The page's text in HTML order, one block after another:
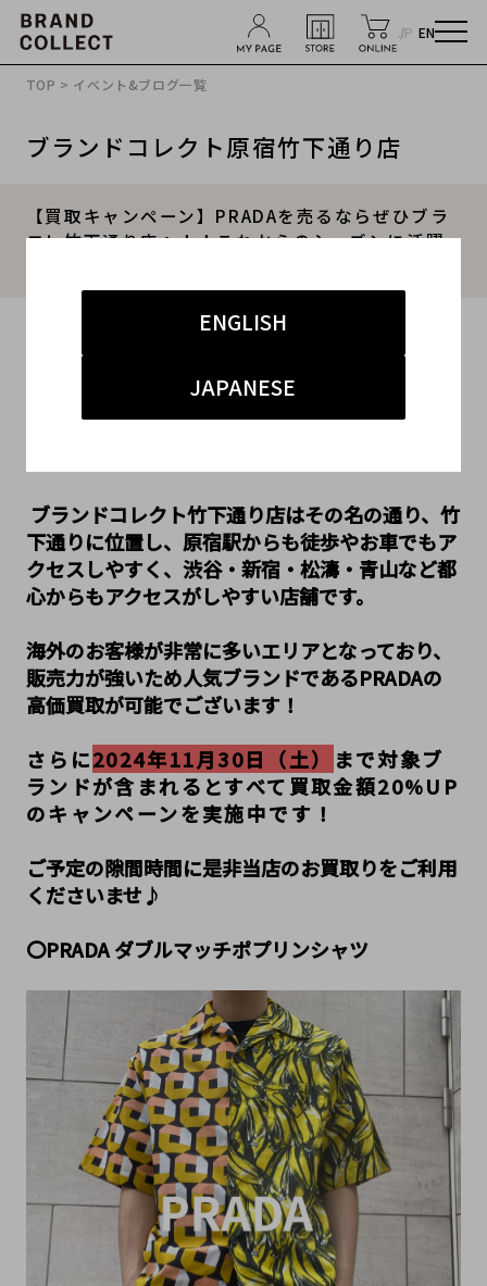
JP EN
ENGLISH
JAPANESE
TOP > イベント&ブログ一覧
ブランドコレクト原宿竹下通り店
【買取キャンペーン】PRADAを売るならぜひブラ
コレ竹下通り店へ！！これからのシーズンに活躍
#ブランド買取キャンペーン
ブランドコレクト竹下通り店はその名の通り、竹
下通りに位置し、原宿駅からも徒歩やお車でもア
クセスしやすく、渋谷・新宿・松濤・青山など都
心からもアクセスがしやすい店舗です。
海外のお客様が非常に多いエリアとなっており、
販売力が強いため人気ブランドであるPRADAの
高価買取が可能でございます！
さらに2024年11月30日（土）
まで対象ブ
ランドが含まれるとすべて買取金額20%UP
のキャンペーンを実施中です！
ご予定の隙間時間に是非当店のお買取りをご利用
くださいませ♪
〇PRADA ダブルマッチポプリンシャツ